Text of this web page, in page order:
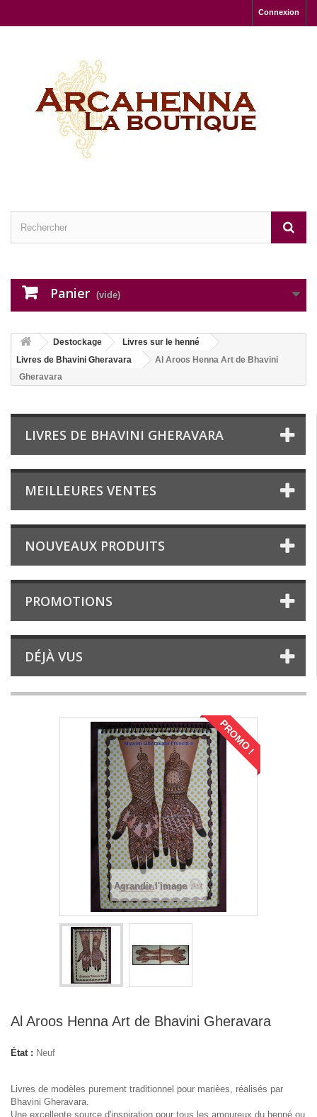
Connexion
Panier (vide)
Destockage
Livres sur le henné
Livres de Bhavini Gheravara
Al Aroos Henna Art de Bhavini
Gheravara
LIVRES DE BHAVINI GHERAVARA
MEILLEURES VENTES
NOUVEAUX PRODUITS
PROMOTIONS
DÉJÀ VUS
PROMO !
Agrandir l'image
Al Aroos Henna Art de Bhavini Gheravara
État : Neuf
Livres de modèles purement traditionnel pour marièes, réalisés par
Bhavini Gheravara.
Une excellente source d'inspiration pour tous les amoureux du henné ou